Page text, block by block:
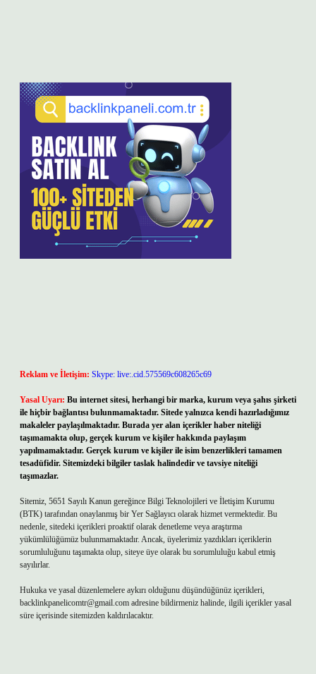
Reklam ve İletişim: Skype: live:.cid.575569c608265c69
Yasal Uyarı: Bu internet sitesi, herhangi bir marka, kurum veya şahıs şirketi
ile hiçbir bağlantısı bulunmamaktadır. Sitede yalnızca kendi hazırladığımız
makaleler paylaşılmaktadır. Burada yer alan içerikler haber niteliği
taşımamakta olup, gerçek kurum ve kişiler hakkında paylaşım
yapılmamaktadır. Gerçek kurum ve kişiler ile isim benzerlikleri tamamen
tesadüfidir. Sitemizdeki bilgiler taslak halindedir ve tavsiye niteliği
taşımazlar.
Sitemiz, 5651 Sayılı Kanun gereğince Bilgi Teknolojileri ve İletişim Kurumu
(BTK) tarafından onaylanmış bir Yer Sağlayıcı olarak hizmet vermektedir. Bu
nedenle, sitedeki içerikleri proaktif olarak denetleme veya araştırma
yükümlülüğümüz bulunmamaktadır. Ancak, üyelerimiz yazdıkları içeriklerin
sorumluluğunu taşımakta olup, siteye üye olarak bu sorumluluğu kabul etmiş
sayılırlar.
Hukuka ve yasal düzenlemelere aykırı olduğunu düşündüğünüz içerikleri,
backlinkpanelicomtr@gmail.com adresine bildirmeniz halinde, ilgili içerikler yasal
süre içerisinde sitemizden kaldırılacaktır.